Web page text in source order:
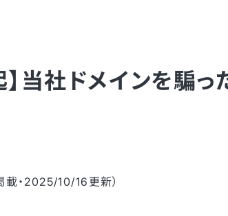
】当社ドメインを騙
・2025/10/16更新）